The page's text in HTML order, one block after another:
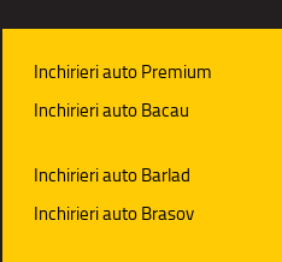
Inchirieri auto Premium
Inchirieri auto Bacau
Inchirieri auto Barlad
Inchirieri auto Brasov